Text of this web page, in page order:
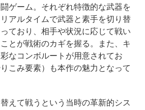
ゲーム。それぞれ特徴的な武器を
アルタイムで武器と素手を切り替
ており、相手や状況に応じて戦い
とが戦術のカギを握る。また、キ
なコンボルートが用意されてお
こみ要素）も本作の魅力となって
えて戦うという当時の革新的シス